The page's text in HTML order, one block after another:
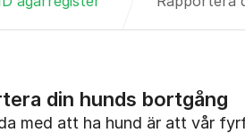
din hunds bortgång
med att ha hund är att vår